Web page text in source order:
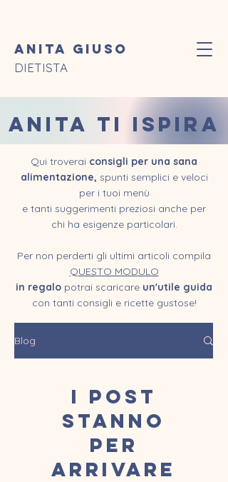
Anita Giuso
DIETISTA
ANITA TI ISPIRA
Qui troverai consigli per una sana
alimentazione, spunti semplici e veloci
per i tuoi menù
e tanti suggerimenti preziosi anche per
chi ha esigenze particolari.
Per non perderti gli ultimi articoli compila
QUESTO MODULO
in regalo potrai scaricare un'utile guida
con tanti consigli e ricette gustose!
Blog
I post
stanno
per
arrivare